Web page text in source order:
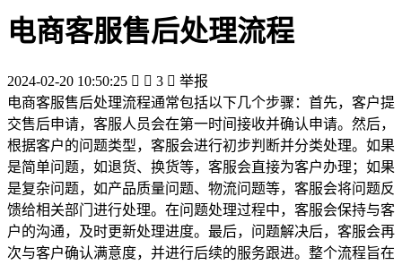
电商客服售后处理流程
2024-02-20 10:50:25   3  举报
电商客服售后处理流程通常包括以下几个步骤：首先，客户提
交售后申请，客服人员会在第一时间接收并确认申请。然后，
根据客户的问题类型，客服会进行初步判断并分类处理。如果
是简单问题，如退货、换货等，客服会直接为客户办理；如果
是复杂问题，如产品质量问题、物流问题等，客服会将问题反
馈给相关部门进行处理。在问题处理过程中，客服会保持与客
户的沟通，及时更新处理进度。最后，问题解决后，客服会再
次与客户确认满意度，并进行后续的服务跟进。整个流程旨在